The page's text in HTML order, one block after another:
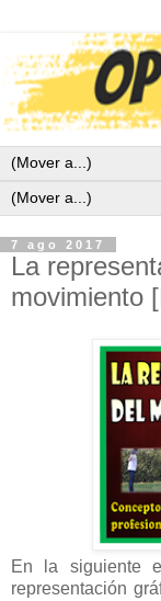
7 ago 2017
La
movimiento
En la siguiente
representación